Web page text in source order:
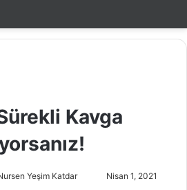
Kavga
Yeşim Katdar Nisan 1, 2021